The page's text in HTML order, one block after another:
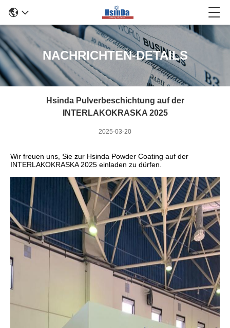
NACHRICHTEN-DETAILS
Hsinda Pulverbeschichtung auf der
INTERLAKOKRASKA 2025
2025-03-20
Wir freuen uns, Sie zur Hsinda Powder Coating auf der
INTERLAKOKRASKA 2025 einladen zu dürfen.